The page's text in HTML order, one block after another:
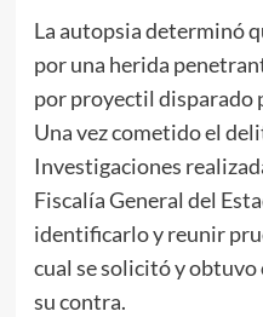
La autopsia determinó
por una herida
por proyectil disparado
Una vez cometido el
Investigaciones
Fiscalía General del
identificarlo y reunir
cual se solicitó y obtuvo
su contra.